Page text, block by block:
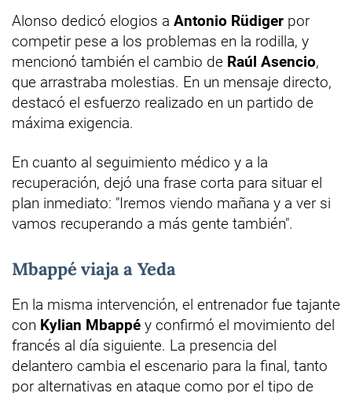
Alonso dedicó elogios a Antonio Rüdiger por
competir pese a los problemas en la rodilla, y
mencionó también el cambio de Raúl Asencio,
que arrastraba molestias. En un mensaje directo,
destacó el esfuerzo realizado en un partido de
máxima exigencia.
En cuanto al seguimiento médico y a la
recuperación, dejó una frase corta para situar el
plan inmediato: "Iremos viendo mañana y a ver si
vamos recuperando a más gente también".
Mbappé viaja a Yeda
En la misma intervención, el entrenador fue tajante
con Kylian Mbappé y confirmó el movimiento del
francés al día siguiente. La presencia del
delantero cambia el escenario para la final, tanto
por alternativas en ataque como por el tipo de